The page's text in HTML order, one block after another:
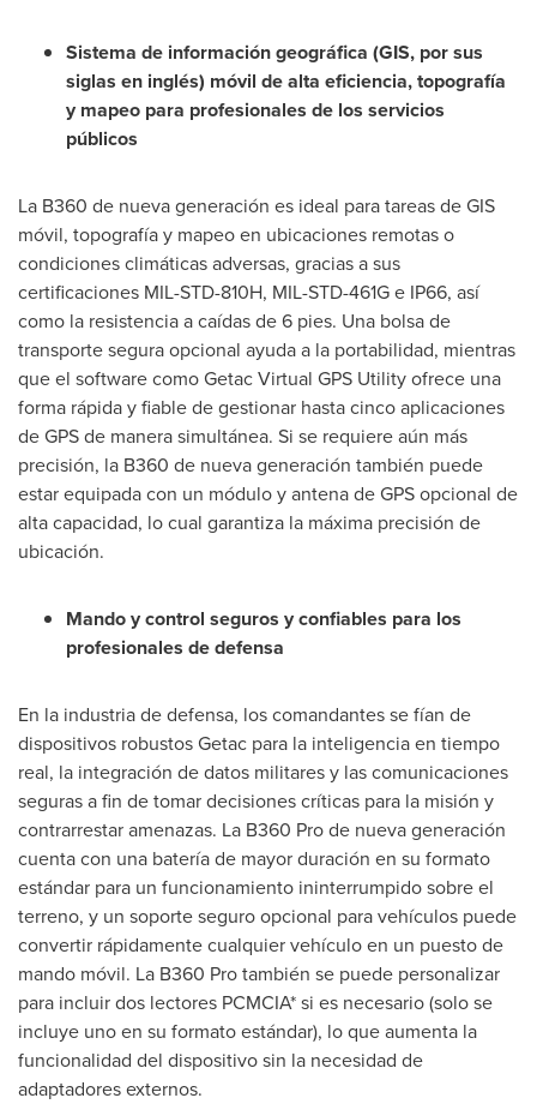
Sistema de información geográfica (GIS, por sus
siglas en inglés) móvil de alta eficiencia, topografía
y mapeo para profesionales de los servicios
públicos
La B360 de nueva generación es ideal para tareas de GIS
móvil, topografía y mapeo en ubicaciones remotas o
condiciones climáticas adversas, gracias a sus
certificaciones MIL-STD-810H, MIL-STD-461G e IP66, así
como la resistencia a caídas de 6 pies. Una bolsa de
transporte segura opcional ayuda a la portabilidad, mientras
que el software como Getac Virtual GPS Utility ofrece una
forma rápida y fiable de gestionar hasta cinco aplicaciones
de GPS de manera simultánea. Si se requiere aún más
precisión, la B360 de nueva generación también puede
estar equipada con un módulo y antena de GPS opcional de
alta capacidad, lo cual garantiza la máxima precisión de
ubicación.
Mando y control seguros y confiables para los
profesionales de defensa
En la industria de defensa, los comandantes se fían de
dispositivos robustos Getac para la inteligencia en tiempo
real, la integración de datos militares y las comunicaciones
seguras a fin de tomar decisiones críticas para la misión y
contrarrestar amenazas. La B360 Pro de nueva generación
cuenta con una batería de mayor duración en su formato
estándar para un funcionamiento ininterrumpido sobre el
terreno, y un soporte seguro opcional para vehículos puede
convertir rápidamente cualquier vehículo en un puesto de
mando móvil. La B360 Pro también se puede personalizar
para incluir dos lectores PCMCIA* si es necesario (solo se
incluye uno en su formato estándar), lo que aumenta la
funcionalidad del dispositivo sin la necesidad de
adaptadores externos.